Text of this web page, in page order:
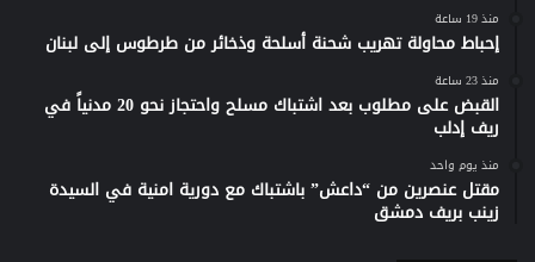
منذ 19 ساعة
إحباط محاولة تهريب شحنة أسلحة وذخائر من طرطوس إلى لبنان
منذ 23 ساعة
القبض على مطلوب بعد اشتباك مسلح واحتجاز نحو 20 مدنياً في
ريف إدلب
منذ يوم واحد
مقتل عنصرين من “داعش” باشتباك مع دورية امنية في السيدة
زينب بريف دمشق